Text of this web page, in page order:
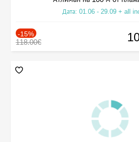
Дата: 01.06 - 29.09 + all
-15%
118.00€